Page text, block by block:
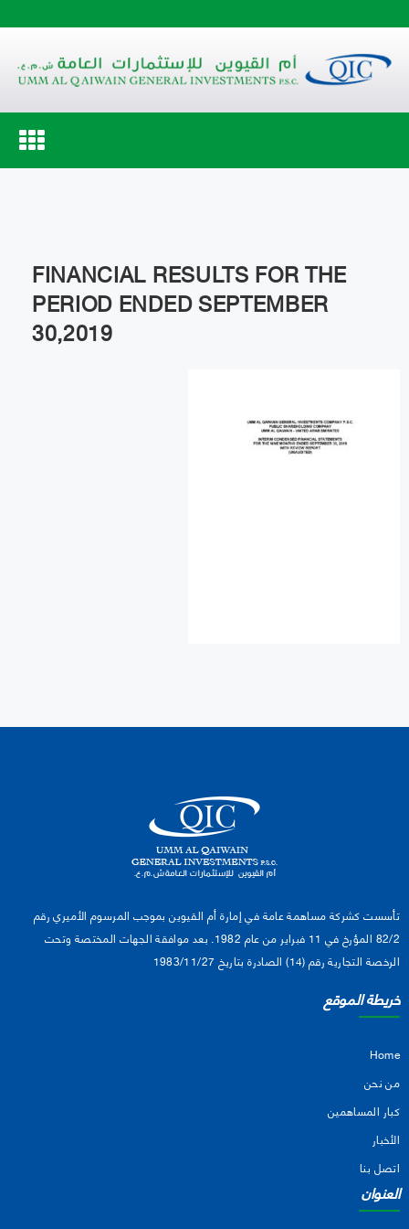
Toggle
navigation
FINANCIAL RESULTS FOR THE
PERIOD ENDED SEPTEMBER
30,2019
تأسست كشركة مساهمة عامة في إمارة أم القيوين بموجب المرسوم الأميري رقم
82/2 المؤرخ في 11 فبراير من عام 1982. بعد موافقة الجهات المختصة وتحت
الرخصة التجارية رقم (14) الصادرة بتاريخ 1983/11/27
خريطة الموقع
Home
من نحن
كبار المساهمين
الأخبار
اتصل بنا
العنوان